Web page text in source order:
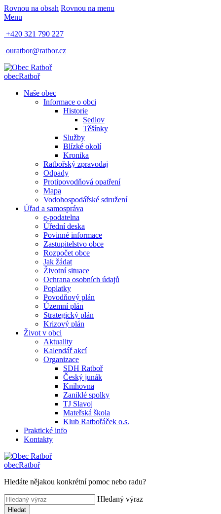
Rovnou na obsah Rovnou na menu
Menu
+420 321 790 227
ouratbor@ratbor.cz
obecRatboř
Naše obec
Informace o obci
Historie
Sedlov
Těšínky
Služby
Blízké okolí
Kronika
Ratbořský zpravodaj
Odpady
Protipovodňová opatření
Mapa
Vodohospodářské sdružení
Úřad a samospráva
e-podatelna
Úřední deska
Povinné informace
Zastupitelstvo obce
Rozpočet obce
Jak žádat
Životní situace
Ochrana osobních údajů
Poplatky
Povodňový plán
Územní plán
Strategický plán
Krizový plán
Život v obci
Aktuality
Kalendář akcí
Organizace
SDH Ratboř
Český junák
Knihovna
Zaniklé spolky
TJ Slavoj
Mateřská škola
Klub Ratbořáček o.s.
Praktické info
Kontakty
obecRatboř
Hledáte nějakou konkrétní pomoc nebo radu?
Hledaný výraz
Hledat